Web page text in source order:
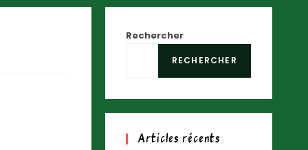
Rechercher
RECHERCHER
Articles récents